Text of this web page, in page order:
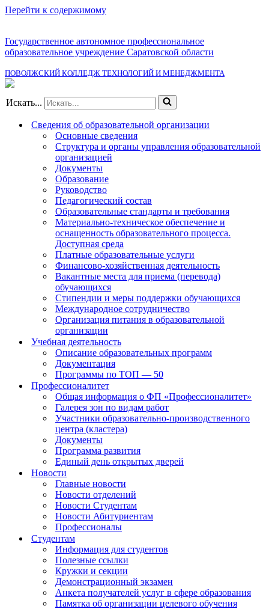
Перейти к содержимому
Государственное автономное профессиональное
образовательное учреждение Саратовской области
ПОВОЛЖСКИЙ КОЛЛЕДЖ ТЕХНОЛОГИЙ И МЕНЕДЖМЕНТА
Искать...
Сведения об образовательной организации
Основные сведения
Структура и органы управления образовательной
организацией
Документы
Образование
Руководство
Педагогический состав
Образовательные стандарты и требования
Материально-техническое обеспечение и
оснащенность образовательного процесса.
Доступная среда
Платные образовательные услуги
Финансово-хозяйственная деятельность
Вакантные места для приема (перевода)
обучающихся
Стипендии и меры поддержки обучающихся
Международное сотрудничество
Организация питания в образовательной
организации
Учебная деятельность
Описание образовательных программ
Документация
Программы по ТОП — 50
Профессионалитет
Общая информация о ФП «Профессионалитет»
Галерея зон по видам работ
Участники образовательно-производственного
центра (кластера)
Документы
Программа развития
Единый день открытых дверей
Новости
Главные новости
Новости отделений
Новости Студентам
Новости Абитуриентам
Профессионалы
Студентам
Информация для студентов
Полезные ссылки
Кружки и секции
Демонстрационный экзамен
Анкета получателей услуг в сфере образования
Памятка об организации целевого обучения